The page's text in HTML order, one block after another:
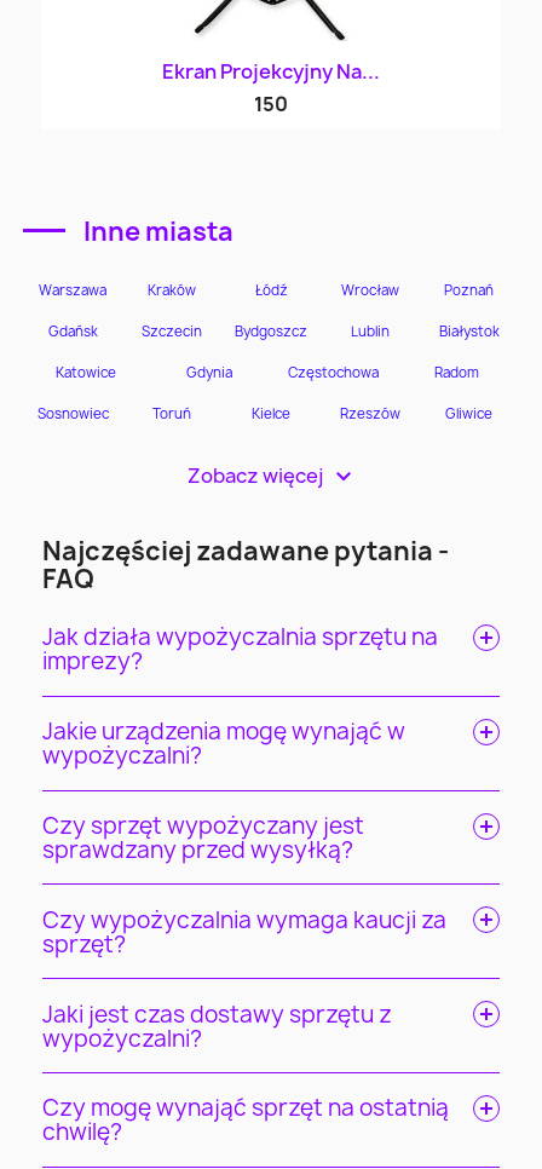
Ekran Projekcyjny Na...
150
Inne miasta
Zobacz więcej >
Najczęściej zadawane pytania -
FAQ
Jak działa wypożyczalnia sprzętu na
imprezy?
Jakie urządzenia mogę wynająć w
wypożyczalni?
Czy sprzęt wypożyczany jest
sprawdzany przed wysyłką?
Czy wypożyczalnia wymaga kaucji za
sprzęt?
Jaki jest czas dostawy sprzętu z
wypożyczalni?
Czy mogę wynająć sprzęt na ostatnią
chwilę?